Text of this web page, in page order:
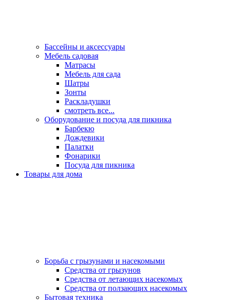
Бассейны и аксессуары
Мебель садовая
Матрасы
Мебель для сада
Шатры
Зонты
Раскладушки
смотреть все...
Оборудование и посуда для пикника
Барбекю
Дождевики
Палатки
Фонарики
Посуда для пикника
Товары для дома
Борьба с грызунами и насекомыми
Средства от грызунов
Средства от летающих насекомых
Средства от ползающих насекомых
Бытовая техника